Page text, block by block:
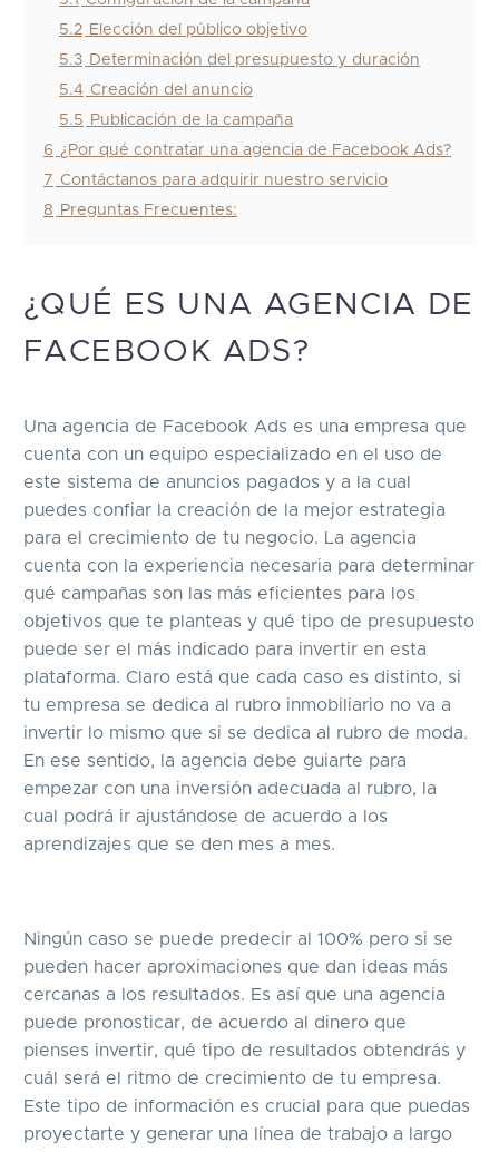
5.2 Elección del público objetivo
5.3 Determinación del presupuesto y duración
5.4 Creación del anuncio
5.5
Publicación de la campaña
6 ¿Por qué contratar una agencia de Facebook Ads?
7 Contáctanos para adquirir nuestro servicio
8
Preguntas Frecuentes:
¿QUÉ ES UNA AGENCIA DE
FACEBOOK ADS?
Una agencia de Facebook Ads es una empresa que
cuenta con un equipo especializado en el uso de
este sistema de anuncios pagados y a la cual
puedes confiar la creación de la mejor estrategia
para el crecimiento de tu negocio. La agencia
cuenta con la experiencia necesaria para determinar
qué campañas son las más eficientes para los
objetivos que te planteas y qué tipo de presupuesto
puede ser el más indicado para invertir en esta
plataforma. Claro está que cada caso es distinto, si
tu empresa se dedica al rubro inmobiliario no va a
invertir lo mismo que si se dedica al rubro de moda.
En ese sentido, la agencia debe guiarte para
empezar con una inversión adecuada al rubro, la
cual podrá ir ajustándose de acuerdo a los
aprendizajes que se den mes a mes.
Ningún caso se puede predecir al 100% pero si se
pueden hacer aproximaciones que dan ideas más
cercanas a los resultados. Es así que una agencia
puede pronosticar, de acuerdo al dinero que
pienses invertir, qué tipo de resultados obtendrás y
cuál será el ritmo de crecimiento de tu empresa.
Este tipo de información es crucial para que puedas
proyectarte y generar una línea de trabajo a largo